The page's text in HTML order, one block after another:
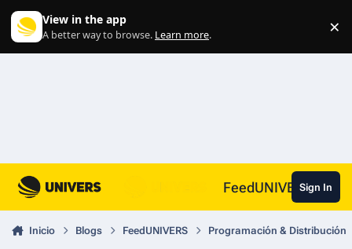
View in the app
A better way to browse. Learn more. ×
FeedUNIVERSSign In
Inicio Blogs FeedUNIVERS Programación & Distribución